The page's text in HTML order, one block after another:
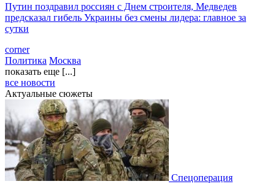
Путин поздравил россиян с Днем строителя, Медведев
предсказал гибель Украины без смены лидера: главное за
сутки
corner
Политика Москва
показать еще [...]
все новости
Актуальные сюжеты
Спецоперация